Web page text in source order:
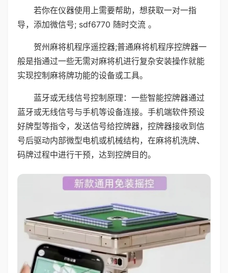
若你在仪器使用上需要帮助，想获取一对一指
导，添加微信号; sdf6770 随时交流 。
贺州麻将机程序遥控器;普通麻将机程序控牌器一
般是指通过一些无需对麻将机进行复杂安装操作就能
实现控制麻将牌功能的设备或工具。
蓝牙或无线信号控制原理：一些智能控牌器通过
蓝牙或无线信号与手机等设备连接。手机端软件预设
好牌型等指令，发送信号给控牌器，控牌器接收到信
号后驱动内部微型电机或机械结构，在麻将机洗牌、
码牌过程中进行干预，达到控牌目的。